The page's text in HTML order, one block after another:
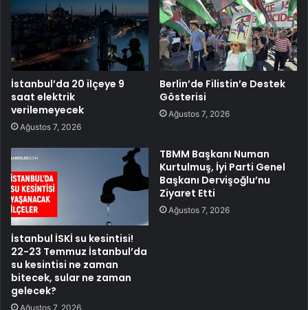
İstanbul’da 20 ilçeye 9
saat elektrik
verilemeyecek
Ağustos 7, 2026
Berlin’de Filistin’e Destek
Gösterisi
Ağustos 7, 2026
İstanbul İSKİ su kesintisi!
22-23 Temmuz İstanbul’da
su kesintisi ne zaman
bitecek, sular ne zaman
gelecek?
Ağustos 7, 2026
TBMM Başkanı Numan
Kurtulmuş, İyi Parti Genel
Başkanı Dervişoğlu’nu
Ziyaret Etti
Ağustos 7, 2026